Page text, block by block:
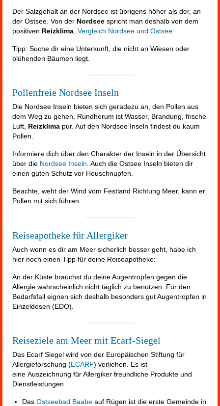
Der Salzgehalt an der Nordsee ist übrigens höher als der, an
der Ostsee. Von der Nordsee spricht man deshalb von dem
positiven Reizklima. Vergleich Nordsee und Ostsee
Tipp: Suche dir eine Unterkunft, die nicht an Wiesen oder
blühenden Bäumen liegt.
Pollenfreie Nordsee Inseln
Die Nordsee Inseln bieten sich geradezu an, den Pollen aus
dem Weg zu gehen. Rundherum ist Wasser, Brandung, frische
Luft, Reizklima pur. Auf den Nordsee Inseln findest du kaum
Pollen.
Informiere dich über den Charakter der Inseln in der Übersicht
über die Nordsee Inseln. Auch die Ostsee Inseln bieten dir
einen guten Schutz vor Heuschnupfen.
Beachte, weht der Wind vom Festland Richtung Meer, kann er
Pollen mit sich führen.
Reiseapotheke für Allergiker
Auch wenn es dir am Meer sicherlich besser geht, habe ich
hier noch einen Tipp für deine Reiseapotheke:
An der Küste brauchst du deine Augentropfen gegen die
Allergie wahrscheinlich nicht täglich zu benutzen. Für den
Bedarfsfall eignen sich deshalb besonders gut Augentropfen in
Einzeldosen (EDO).
Reiseziele am Meer mit Ecarf-Siegel
Das Ecarf Siegel wird von der Europäischen Stiftung für
Allergieforschung (ECARF) verliehen. Es ist
eine Auszeichnung für Allergiker freundliche Produkte und
Dienstleistungen.
Das Ostseebad Baabe auf Rügen ist die erste Gemeinde in